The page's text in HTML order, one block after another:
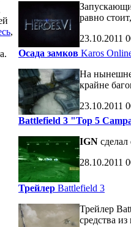
,
равно
23.10.2011
Осада замков Karos
На
крайне
23.10.2011
Battlefield 3 "Top 5
IGN
28.10.2011
Трейлер Battlefield 3
Трейлер
средства